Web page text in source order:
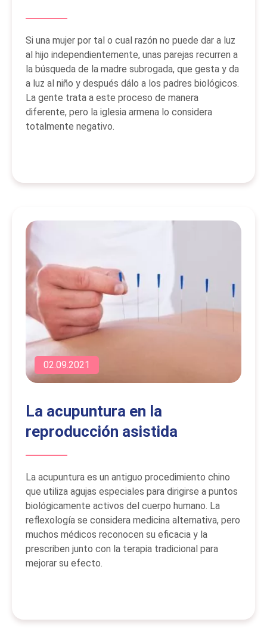
Si una mujer por tal o cual razón no puede dar a luz
al hijo independientemente, unas parejas recurren a
la búsqueda de la madre subrogada, que gesta y da
a luz al niño y después dálo a los padres biológicos.
La gente trata a este proceso de manera
diferente, pero la iglesia armena lo considera
totalmente negativo.
02.09.2021
La acupuntura en la
reproducción asistida
La acupuntura es un antiguo procedimiento chino
que utiliza agujas especiales para dirigirse a puntos
biológicamente activos del cuerpo humano. La
reflexología se considera medicina alternativa, pero
muchos médicos reconocen su eficacia y la
prescriben junto con la terapia tradicional para
mejorar su efecto.